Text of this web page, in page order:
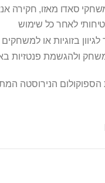
סאדו מאזו, חקירה
לאחר כל שימוש
לגיוון בזוגיות או
ולהגשמת פנטזיות
הספוקולום הנירוסטה